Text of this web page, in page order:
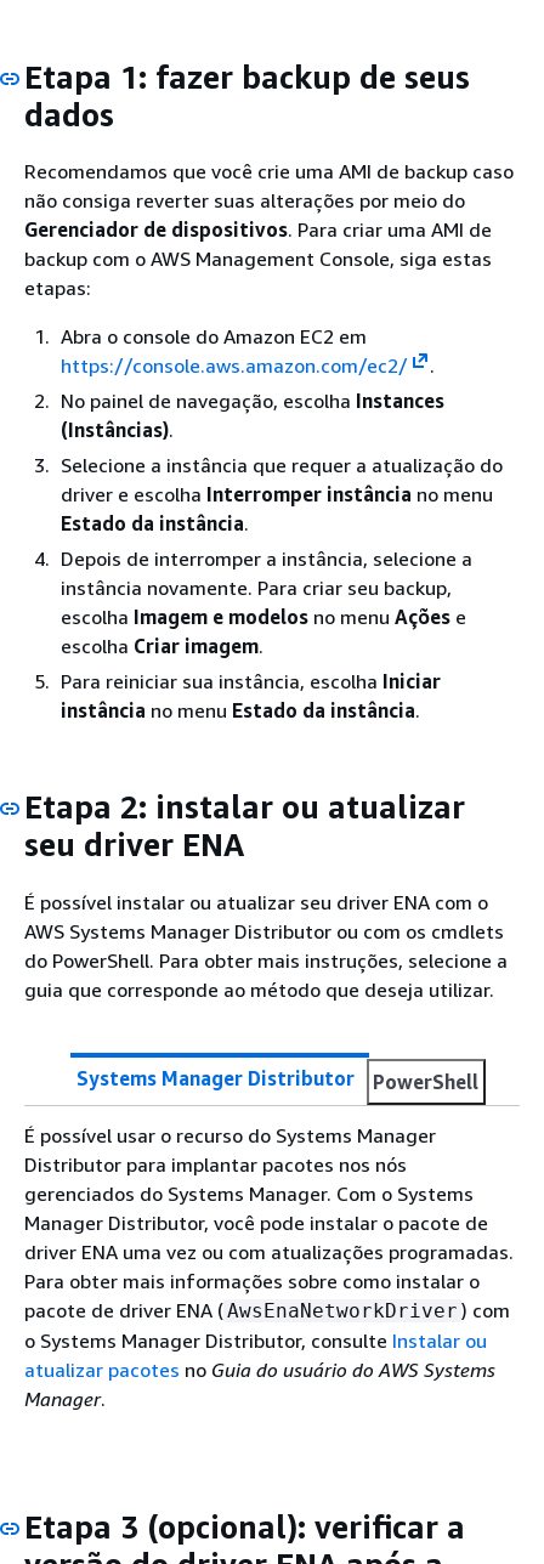
Etapa 1: fazer backup de seus
dados
Recomendamos que você crie uma AMI de backup caso
não consiga reverter suas alterações por meio do
Gerenciador de dispositivos. Para criar uma AMI de
backup com o AWS Management Console, siga estas
etapas:
Abra o console do Amazon EC2 em
https://console.aws.amazon.com/ec2/
.
No painel de navegação, escolha Instances
(Instâncias).
Selecione a instância que requer a atualização do
driver e escolha Interromper instância no menu
Estado da instância.
Depois de interromper a instância, selecione a
instância novamente. Para criar seu backup,
escolha Imagem e modelos no menu Ações e
escolha Criar imagem.
Para reiniciar sua instância, escolha Iniciar
instância no menu Estado da instância.
Etapa 2: instalar ou atualizar
seu driver ENA
É possível instalar ou atualizar seu driver ENA com o
AWS Systems Manager Distributor ou com os cmdlets
do PowerShell. Para obter mais instruções, selecione a
guia que corresponde ao método que deseja utilizar.
Systems Manager Distributor PowerShell
É possível usar o recurso do Systems Manager
Distributor para implantar pacotes nos nós
gerenciados do Systems Manager. Com o Systems
Manager Distributor, você pode instalar o pacote de
driver ENA uma vez ou com atualizações programadas.
Para obter mais informações sobre como instalar o
pacote de driver ENA (AwsEnaNetworkDriver ) com
o Systems Manager Distributor, consulte Instalar ou
atualizar pacotes no Guia do usuário do AWS Systems
Manager.
Etapa 3 (opcional): verificar a